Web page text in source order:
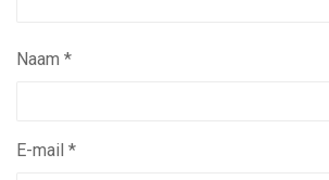
Naam *
E-mail *